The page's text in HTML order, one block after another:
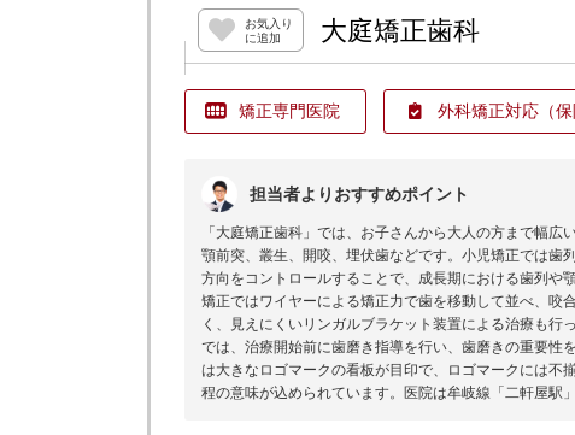
お気入り
に追加
大庭矯正歯科
矯正専門医院 外科矯正対応（保
担当者よりおすすめポイント
「大庭矯正歯科」では、お子さんから大人の方まで幅
顎前突、叢生、開咬、埋伏歯などです。小児矯正では歯
方向をコントロールすることで、成長期における歯列や
矯正ではワイヤーによる矯正力で歯を移動して並べ、咬
く、見えにくいリンガルブラケット装置による治療も
では、治療開始前に歯磨き指導を行い、歯磨きの重要性
は大きなロゴマークの看板が目印で、ロゴマークには不
程の意味が込められています。医院は牟岐線「二軒屋駅